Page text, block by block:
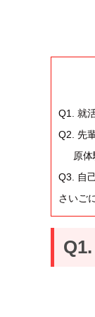
Q1. 就
Q2. 先
原
Q3. 自
さいご